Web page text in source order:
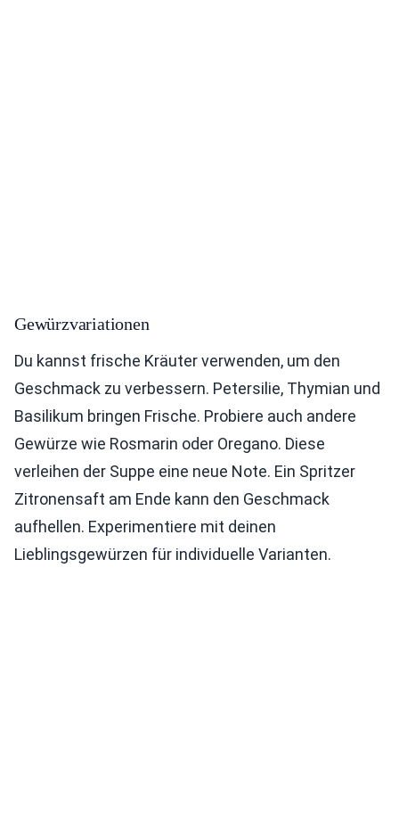
Gewürzvariationen
Du kannst frische Kräuter verwenden, um den
Geschmack zu verbessern. Petersilie, Thymian und
Basilikum bringen Frische. Probiere auch andere
Gewürze wie Rosmarin oder Oregano. Diese
verleihen der Suppe eine neue Note. Ein Spritzer
Zitronensaft am Ende kann den Geschmack
aufhellen. Experimentiere mit deinen
Lieblingsgewürzen für individuelle Varianten.